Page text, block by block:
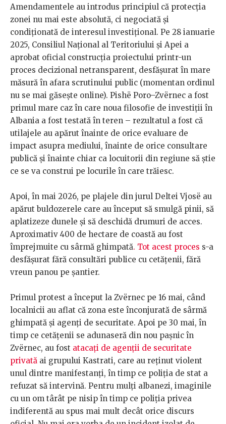
Amendamentele au introdus principiul că protecția
zonei nu mai este absolută, ci negociată și
condiționată de interesul investițional. Pe 28 ianuarie
2025, Consiliul Național al Teritoriului și Apei a
aprobat oficial construcția proiectului printr-un
proces decizional netransparent, desfășurat în mare
măsură în afara scrutinului public (momentan ordinul
nu se mai găsește online). Pishë Poro–Zvërnec a fost
primul mare caz în care noua filosofie de investiții în
Albania a fost testată în teren – rezultatul a fost că
utilajele au apărut înainte de orice evaluare de
impact asupra mediului, înainte de orice consultare
publică și înainte chiar ca locuitorii din regiune să știe
ce se va construi pe locurile în care trăiesc.
Apoi, în mai 2026, pe plajele din jurul Deltei Vjosë au
apărut buldozerele care au început să smulgă pinii, să
aplatizeze dunele și să deschidă drumuri de acces.
Aproximativ 400 de hectare de coastă au fost
împrejmuite cu sârmă ghimpată. Tot acest proces s-a
desfășurat fără consultări publice cu cetățenii, fără
vreun panou pe șantier.
Primul protest a început la Zvërnec pe 16 mai, când
localnicii au aflat că zona este înconjurată de sârmă
ghimpată și agenți de securitate. Apoi pe 30 mai, în
timp ce cetățenii se adunaseră din nou pașnic în
Zvërnec, au fost atacați de agenții de securitate
privată ai grupului Kastrati, care au reținut violent
unul dintre manifestanți, în timp ce poliția de stat a
refuzat să intervină. Pentru mulți albanezi, imaginile
cu un om târât pe nisip în timp ce poliția privea
indiferentă au spus mai mult decât orice discurs